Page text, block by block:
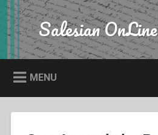
Skip
to
content
Search Salesian
MENU